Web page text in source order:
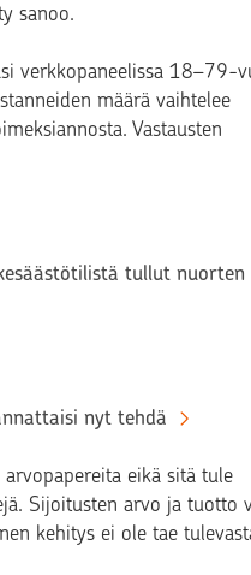
sanoo.
verkkopaneelissa 18–79-
määrä vaihtelee
Vastausten
tullut nuorten
nyt tehdä
eikä sitä tule
Sijoitusten arvo ja tuotto
kehitys ei ole tae